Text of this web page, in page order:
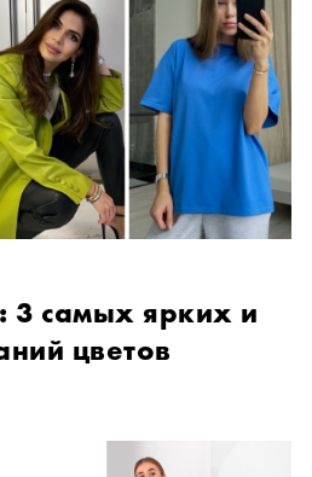
3 самых ярких и
цветов